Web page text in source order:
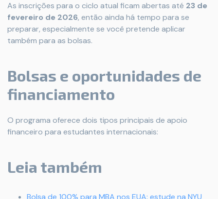
As inscrições para o ciclo atual ficam abertas até 23 de
fevereiro de 2026, então ainda há tempo para se
preparar, especialmente se você pretende aplicar
também para as bolsas.
Bolsas e oportunidades de
financiamento
O programa oferece dois tipos principais de apoio
financeiro para estudantes internacionais:
Leia também
Bolsa de 100% para MBA nos EUA: estude na NYU